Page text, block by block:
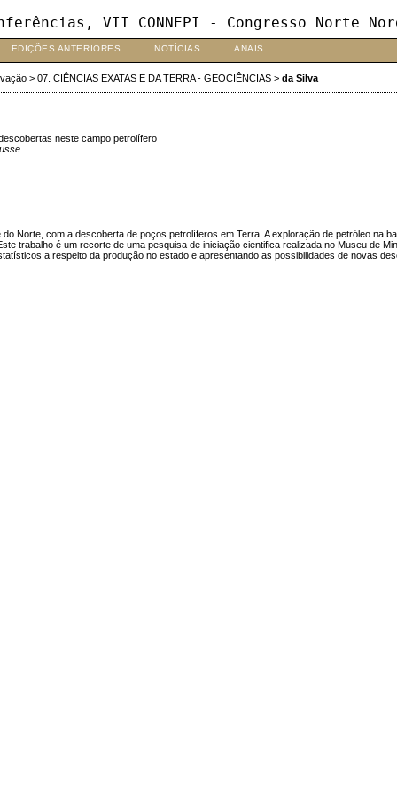
VII CONNEPI - Congresso Norte
EDIÇÕES ANTERIORES NOTÍCIAS ANAIS
> 07. CIÊNCIAS EXATAS E DA TERRA - GEOCIÊNCIAS> da Silva
neste campo petrolífero
Norte, com a descoberta de poços petrolíferos em Terra. A exploração de petróleo na
trabalho é um recorte de uma pesquisa de iniciação cientifica realizada no Museu de
a respeito da produção no estado e apresentando as possibilidades de novas